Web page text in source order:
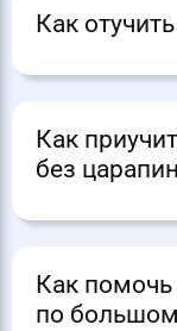
Как
Как
без
Как помочь
по